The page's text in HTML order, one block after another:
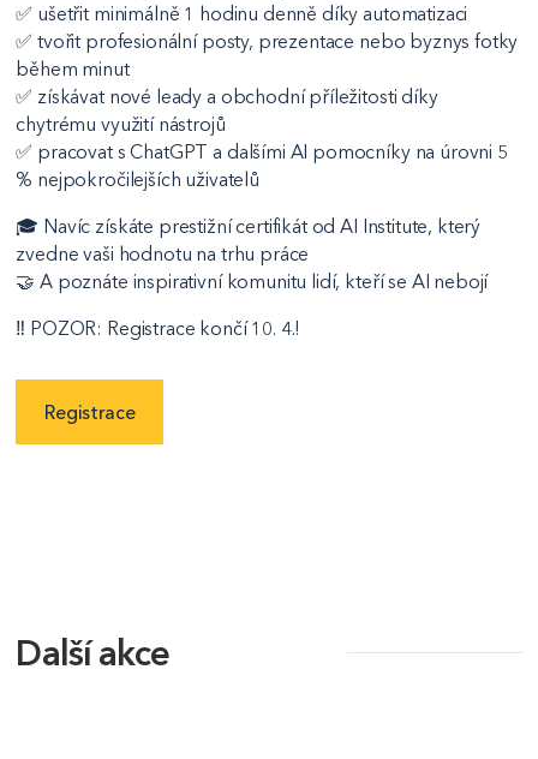
✅ ušetřit minimálně 1 hodinu denně díky automatizaci
✅ tvořit profesionální posty, prezentace nebo byznys fotky
během minut
✅ získávat nové leady a obchodní příležitosti díky
chytrému využití nástrojů
✅ pracovat s ChatGPT a dalšími AI pomocníky na úrovni 5
% nejpokročilejších uživatelů
🎓 Navíc získáte prestižní certifikát od AI Institute, který
zvedne vaši hodnotu na trhu práce
🤝 A poznáte inspirativní komunitu lidí, kteří se AI nebojí
‼️ POZOR: Registrace končí 10. 4.!
Registrace
Další akce